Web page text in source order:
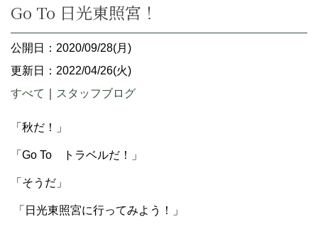
Go To 日光東照宮！
公開日：2020/09/28(月)
更新日：2022/04/26(火)
すべて
スタッフブログ
「秋だ！」
「Go To トラベルだ！」
「そうだ」
「日光東照宮に行ってみよう！」